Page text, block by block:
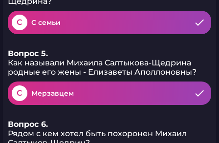
C С семьи
Вопрос 5.
Как называли Михаила Салтыкова-Щедрина
родные его жены - Елизаветы Аполлоновны?
C Мерзавцем
Вопрос 6.
Рядом с кем хотел быть похоронен Михаил